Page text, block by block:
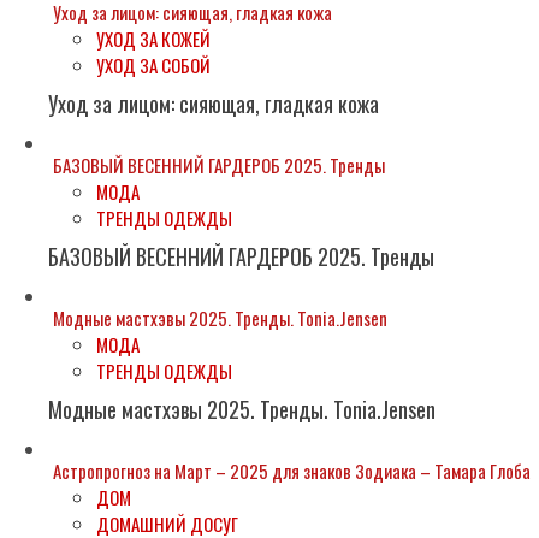
Уход за лицом: сияющая, гладкая кожа
УХОД ЗА КОЖЕЙ
УХОД ЗА СОБОЙ
Уход за лицом: сияющая, гладкая кожа
БАЗОВЫЙ ВЕСЕННИЙ ГАРДЕРОБ 2025. Тренды
МОДА
ТРЕНДЫ ОДЕЖДЫ
БАЗОВЫЙ ВЕСЕННИЙ ГАРДЕРОБ 2025. Тренды
Модные мастхэвы 2025. Тренды. Tonia.Jensen
МОДА
ТРЕНДЫ ОДЕЖДЫ
Модные мастхэвы 2025. Тренды. Tonia.Jensen
Астропрогноз на Март – 2025 для знаков Зодиака – Тамара Глоба
ДОМ
ДОМАШНИЙ ДОСУГ